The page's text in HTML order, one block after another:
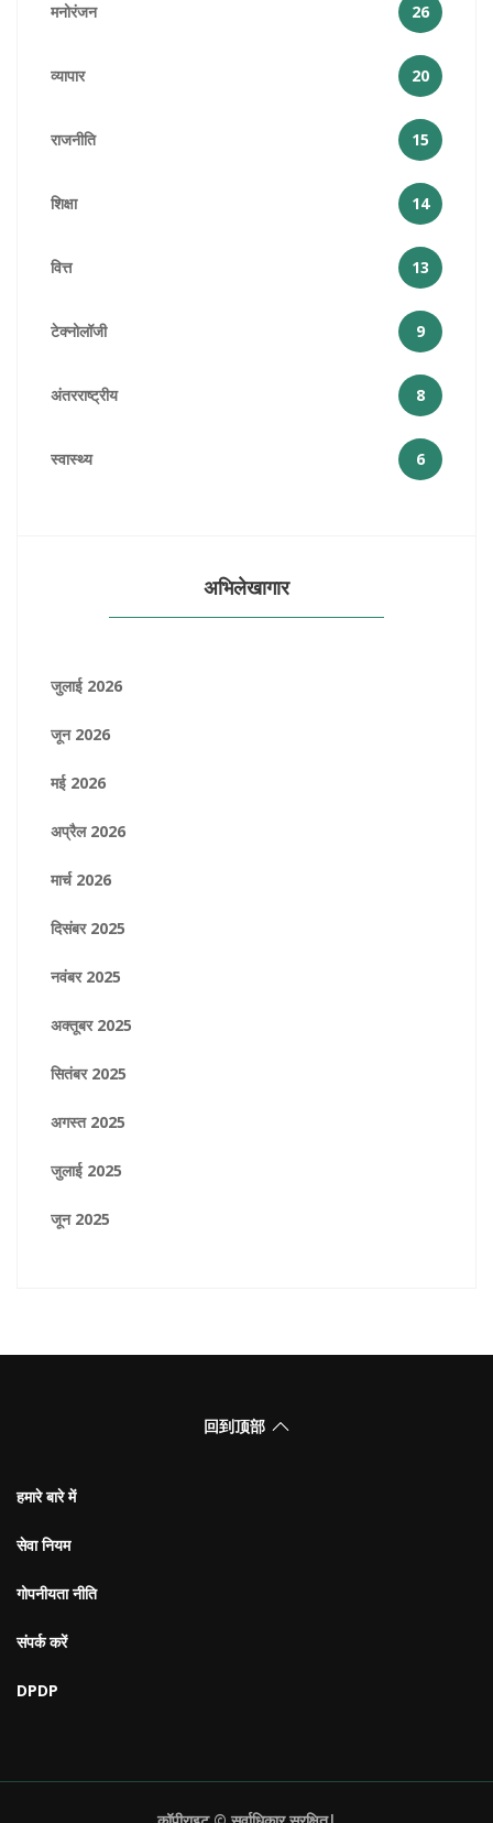
मनोरंजन 26
व्यापार 20
राजनीति 15
शिक्षा 14
वित्त 13
टेक्नोलॉजी 9
अंतरराष्ट्रीय 8
स्वास्थ्य 6
अभिलेखागार
जुलाई 2026
जून 2026
मई 2026
अप्रैल 2026
मार्च 2026
दिसंबर 2025
नवंबर 2025
अक्तूबर 2025
सितंबर 2025
अगस्त 2025
जुलाई 2025
जून 2025
回到顶部
हमारे बारे में
सेवा नियम
गोपनीयता नीति
संपर्क करें
DPDP